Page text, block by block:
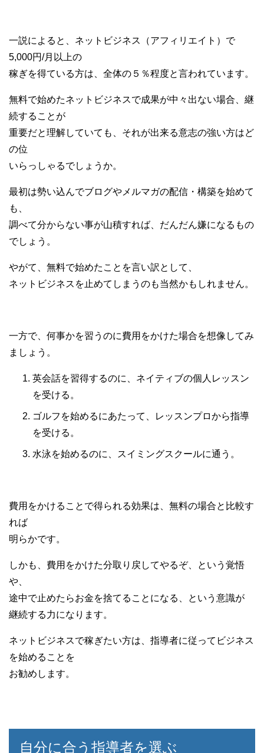
一説によると、ネットビジネス（アフィリエイト）で
5,000円/月以上の
稼ぎを得ている方は、全体の５％程度と言われています。
無料で始めたネットビジネスで成果が中々出ない場合、継
続することが
重要だと理解していても、それが出来る意志の強い方はど
の位
いらっしゃるでしょうか。
最初は勢い込んでブログやメルマガの配信・構築を始めて
も、
調べて分からない事が山積すれば、だんだん嫌になるもの
でしょう。
やがて、無料で始めたことを言い訳として、
ネットビジネスを止めてしまうのも当然かもしれません。
一方で、何事かを習うのに費用をかけた場合を想像してみ
ましょう。
英会話を習得するのに、ネイティブの個人レッスン
を受ける。
ゴルフを始めるにあたって、レッスンプロから指導
を受ける。
水泳を始めるのに、スイミングスクールに通う。
費用をかけることで得られる効果は、無料の場合と比較す
れば
明らかです。
しかも、費用をかけた分取り戻してやるぞ、という覚悟
や、
途中で止めたらお金を捨てることになる、という意識が
継続する力になります。
ネットビジネスで稼ぎたい方は、指導者に従ってビジネス
を始めることを
お勧めします。
自分に合う指導者を選ぶ